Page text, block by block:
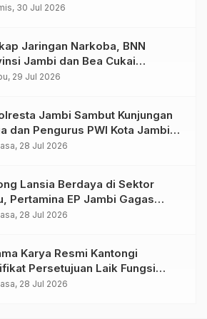
2026
30 Jul 2026
Jaringan Narkoba, BNN
Jambi dan Bea Cukai
Sembilan Pelaku beserta
29 Jul 2026
Jambi Sambut Kunjungan
dan Pengurus PWI Kota Jambi
Sinergi dan Kolaborasi
28 Jul 2026
Lansia Berdaya di Sektor
Pertamina EP Jambi Gagas
Batik Eco-Print
28 Jul 2026
Karya Resmi Kantongi
Persetujuan Laik Fungsi
Jembatan Musi V Tol
28 Jul 2026